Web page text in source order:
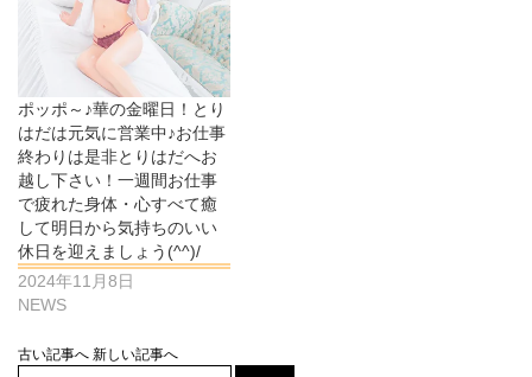
ポッポ～♪華の金曜日！とり
はだは元気に営業中♪お仕事
終わりは是非とりはだへお
越し下さい！一週間お仕事
で疲れた身体・心すべて癒
して明日から気持ちのいい
休日を迎えましょう(^^)/
2024年11月8日
NEWS
古い記事へ 新しい記事へ